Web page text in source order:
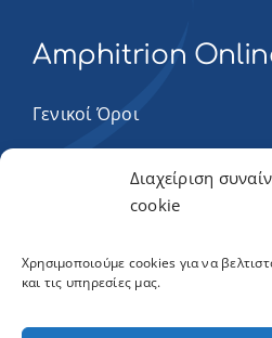
Διαχείριση
cookie
Χρησιμοποιούμε cookies για να
και τις υπηρεσίες μας.
Amphitrion
Γενικοί Όροι
Πολιτική απορρήτου